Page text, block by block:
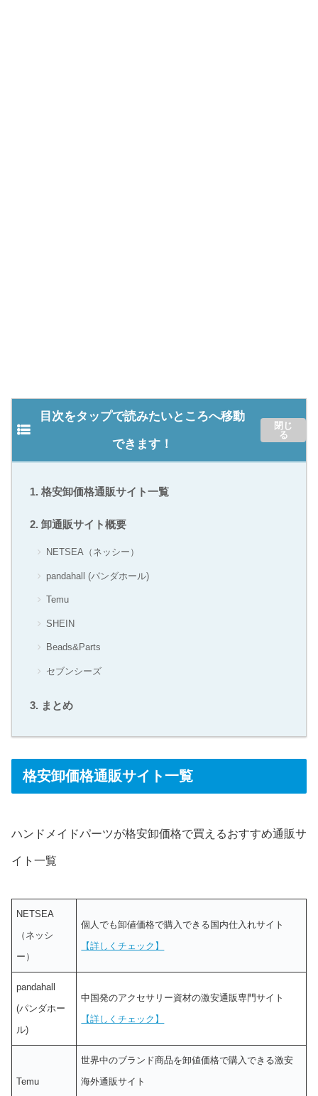
目次をタップで読みたいところへ移動
できます！
格安卸価格通販サイト一覧
卸通販サイト概要
NETSEA（ネッシー）
pandahall (パンダホール)
Temu
SHEIN
Beads&Parts
セブンシーズ
まとめ
格安卸価格通販サイト一覧
ハンドメイドパーツが格安卸価格で買えるおすすめ通販サ
イト一覧
NETSEA
（ネッシ
ー）
個人でも卸値価格で購入できる国内仕入れサイト
【詳しくチェック】
pandahall
(パンダホー
ル)
中国発のアクセサリー資材の激安通販専門サイト
【詳しくチェック】
Temu
世界中のブランド商品を卸値価格で購入できる激安
海外通販サイト